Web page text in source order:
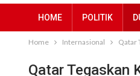
HOME POLITIK
Home Internasional Qatar
Qatar Tegaskan